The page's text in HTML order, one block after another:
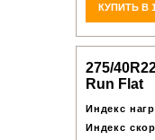
КУПИТЬ В
275/
Run Flat
Индекс
Индекс